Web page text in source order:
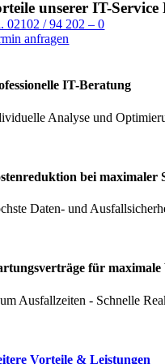
unserer IT-
02102 / 94 202 – 0
anfragen
IT-Beratung
Analyse und
bei maximaler
Daten- und
für
Ausfallzeiten - Schnelle
Vorteile & Leistungen